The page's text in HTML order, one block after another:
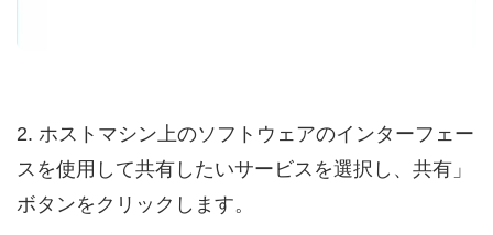
2. ホストマシン上のソフトウェアのインターフェー
スを使用して共有したいサービスを選択し、共有」
ボタンをクリックします。